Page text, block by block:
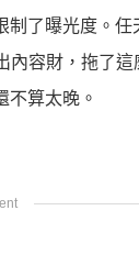
了曝光度。
容財，拖了
不算太晚。